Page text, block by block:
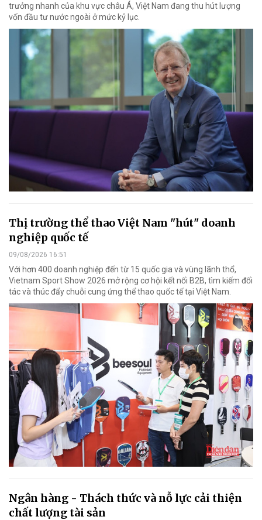
trưởng nhanh của khu vực châu Á, Việt Nam đang thu hút lượng
vốn đầu tư nước ngoài ở mức kỷ lục.
Thị trường thể thao Việt Nam "hút" doanh
nghiệp quốc tế
09/08/2026 16:51
Với hơn 400 doanh nghiệp đến từ 15 quốc gia và vùng lãnh thổ,
Vietnam Sport Show 2026 mở rộng cơ hội kết nối B2B, tìm kiếm đối
tác và thúc đẩy chuỗi cung ứng thể thao quốc tế tại Việt Nam.
Ngân hàng - Thách thức và nỗ lực cải thiện
chất lượng tài sản